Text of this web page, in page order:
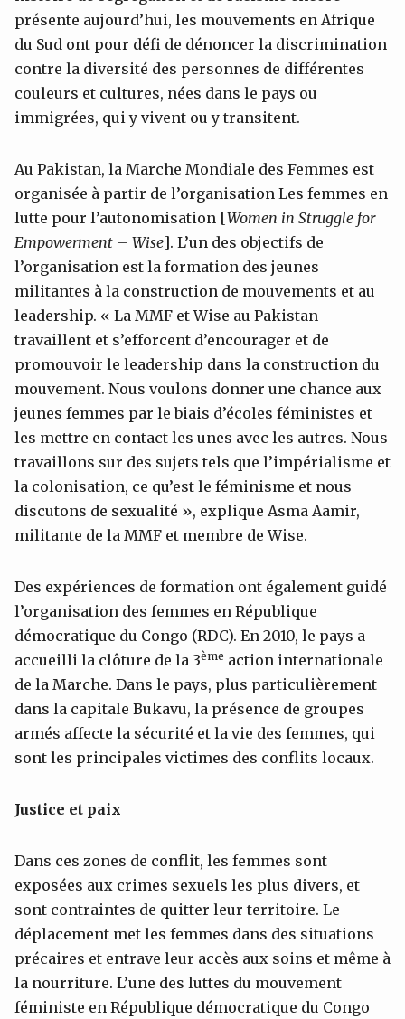
présente aujourd’hui, les mouvements en Afrique
du Sud ont pour défi de dénoncer la discrimination
contre la diversité des personnes de différentes
couleurs et cultures, nées dans le pays ou
immigrées, qui y vivent ou y transitent.
Au Pakistan, la Marche Mondiale des Femmes est
organisée à partir de l’organisation Les femmes en
lutte pour l’autonomisation [Women in Struggle for
Empowerment – Wise]. L’un des objectifs de
l’organisation est la formation des jeunes
militantes à la construction de mouvements et au
leadership. « La MMF et Wise au Pakistan
travaillent et s’efforcent d’encourager et de
promouvoir le leadership dans la construction du
mouvement. Nous voulons donner une chance aux
jeunes femmes par le biais d’écoles féministes et
les mettre en contact les unes avec les autres. Nous
travaillons sur des sujets tels que l’impérialisme et
la colonisation, ce qu’est le féminisme et nous
discutons de sexualité », explique Asma Aamir,
militante de la MMF et membre de Wise.
Des expériences de formation ont également guidé
l’organisation des femmes en République
démocratique du Congo (RDC). En 2010, le pays a
accueilli la clôture de la 3ème action internationale
de la Marche. Dans le pays, plus particulièrement
dans la capitale Bukavu, la présence de groupes
armés affecte la sécurité et la vie des femmes, qui
sont les principales victimes des conflits locaux.
Justice et paix
Dans ces zones de conflit, les femmes sont
exposées aux crimes sexuels les plus divers, et
sont contraintes de quitter leur territoire. Le
déplacement met les femmes dans des situations
précaires et entrave leur accès aux soins et même à
la nourriture. L’une des luttes du mouvement
féministe en République démocratique du Congo